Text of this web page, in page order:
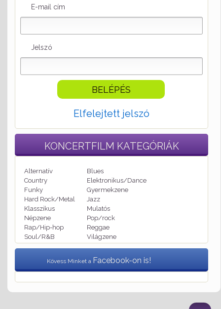
E-mail cím
Jelszó
Elfelejtett jelszó
KONCERTFILM KATEGÓRIÁK
Alternatív
Blues
Country
Elektronikus/Dance
Funky
Gyermekzene
Hard Rock/Metal
Jazz
Klasszikus
Mulatós
Népzene
Pop/rock
Rap/Hip-hop
Reggae
Soul/R&B
Világzene
Kövess Minket a Facebook-on is!